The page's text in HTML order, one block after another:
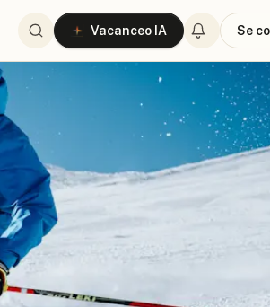
Vacanceo IA Se